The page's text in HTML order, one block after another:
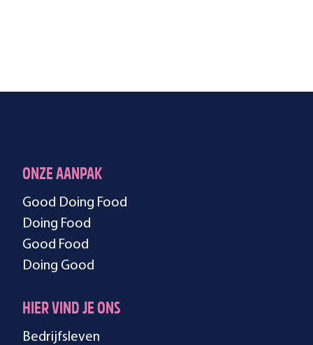
ONZE AANPAK
Good Doing Food
Doing Food
Good Food
Doing Good
HIER VIND JE ONS
Bedrijfsleven